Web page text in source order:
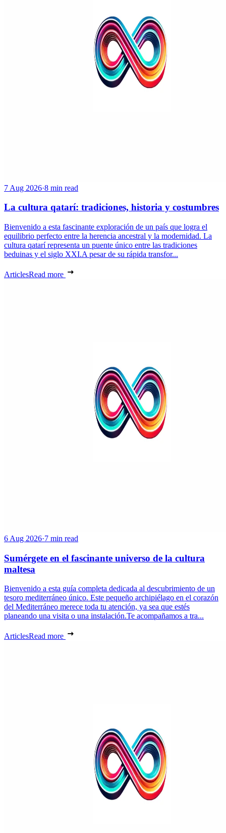
7 Aug 2026·8 min read
La cultura qatarí: tradiciones, historia y costumbres
Bienvenido a esta fascinante exploración de un país que logra el
equilibrio perfecto entre la herencia ancestral y la modernidad. La
cultura qatarí representa un puente único entre las tradiciones
beduinas y el siglo XXI.A pesar de su rápida transfor...
ArticlesRead more
6 Aug 2026·7 min read
Sumérgete en el fascinante universo de la cultura
maltesa
Bienvenido a esta guía completa dedicada al descubrimiento de un
tesoro mediterráneo único. Este pequeño archipiélago en el corazón
del Mediterráneo merece toda tu atención, ya sea que estés
planeando una visita o una instalación.Te acompañamos a tra...
ArticlesRead more